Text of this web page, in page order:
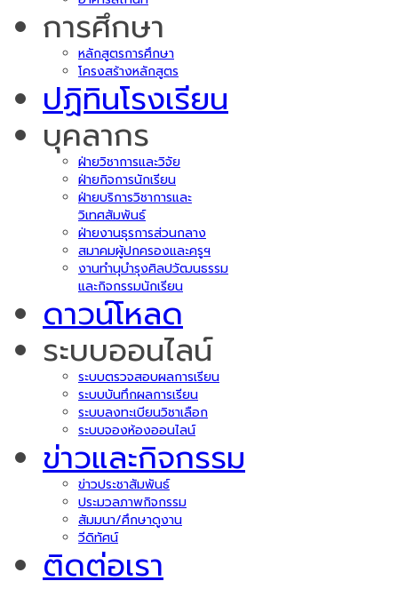
การศึกษา
หลักสูตรการศึกษา
โครงสร้างหลักสูตร
ปฏิทินโรงเรียน
บุคลากร
ฝ่ายวิชาการและวิจัย
ฝ่ายกิจการนักเรียน
ฝ่ายบริการวิชาการและ
วิเทศสัมพันธ์
ฝ่ายงานธุรการส่วนกลาง
สมาคมผู้ปกครองและครูฯ
งานทำนุบำรุงศิลปวัฒนธรรม
และกิจกรรมนักเรียน
ดาวน์โหลด
ระบบออนไลน์
ระบบตรวจสอบผลการเรียน
ระบบบันทึกผลการเรียน
ระบบลงทะเบียนวิชาเลือก
ระบบจองห้องออนไลน์
ข่าวและกิจกรรม
ข่าวประชาสัมพันธ์
ประมวลภาพกิจกรรม
สัมมนา/ศึกษาดูงาน
วีดิทัศน์
ติดต่อเรา